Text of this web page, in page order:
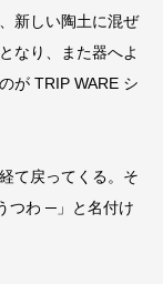
新しい陶土に混ぜ
なり、また器へよ
が TRIP WARE シ
て戻ってくる。そ
つわ ─」と名付け